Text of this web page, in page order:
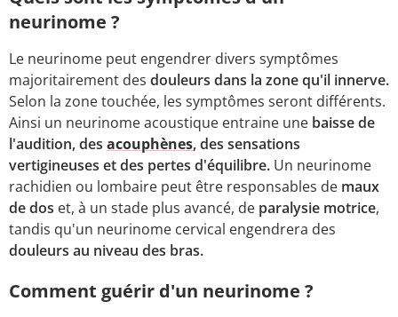
neurinome ?
Le neurinome peut engendrer divers symptômes
majoritairement des douleurs dans la zone qu'il innerve.
Selon la zone touchée, les symptômes seront différents.
Ainsi un neurinome acoustique entraine une baisse de
l'audition, des acouphènes, des sensations
vertigineuses et des pertes d'équilibre. Un neurinome
rachidien ou lombaire peut être responsables de maux
de dos et, à un stade plus avancé, de paralysie motrice,
tandis qu'un neurinome cervical engendrera des
douleurs au niveau des bras.
Comment guérir d'un neurinome ?